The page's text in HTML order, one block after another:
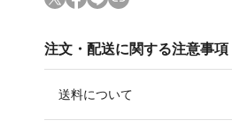
注文・配送に関する注意事項
送料について